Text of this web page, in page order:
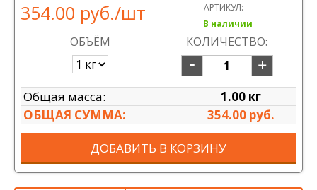
354.00 руб./шт АРТИКУЛ: --
В наличии
ОБЪЁМ КОЛИЧЕСТВО:
Общая масса:
1.00 кг
ОБЩАЯ СУММА:
354.00 руб.
ДОБАВИТЬ В КОРЗИНУ